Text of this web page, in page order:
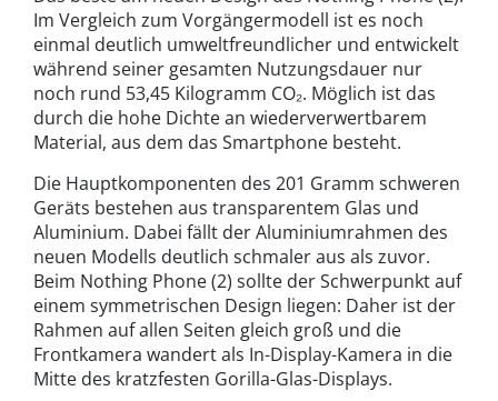
Im Vergleich zum Vorgängermodell ist es noch
einmal deutlich umweltfreundlicher und entwickelt
während seiner gesamten Nutzungsdauer nur
noch rund 53,45 Kilogramm CO₂. Möglich ist das
durch die hohe Dichte an wiederverwertbarem
Material, aus dem das Smartphone besteht.
Die Hauptkomponenten des 201 Gramm schweren
Geräts bestehen aus transparentem Glas und
Aluminium. Dabei fällt der Aluminiumrahmen des
neuen Modells deutlich schmaler aus als zuvor.
Beim Nothing Phone (2) sollte der Schwerpunkt auf
einem symmetrischen Design liegen: Daher ist der
Rahmen auf allen Seiten gleich groß und die
Frontkamera wandert als In-Display-Kamera in die
Mitte des kratzfesten Gorilla-Glas-Displays.